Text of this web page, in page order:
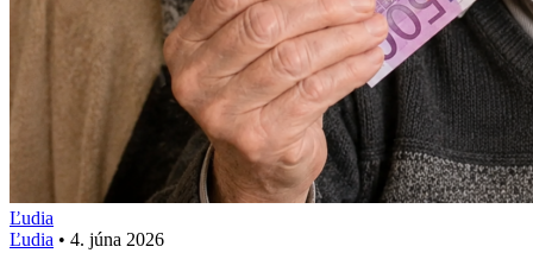
Ľudia
Ľudia • 4. júna 2026